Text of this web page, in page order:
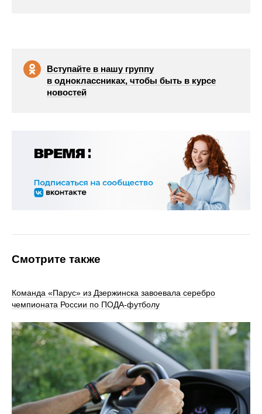
Вступайте в нашу группу
в одноклассниках, чтобы быть в курсе
новостей
Смотрите также
Команда «Парус» из Дзержинска завоевала серебро
чемпионата России по ПОДА-футболу